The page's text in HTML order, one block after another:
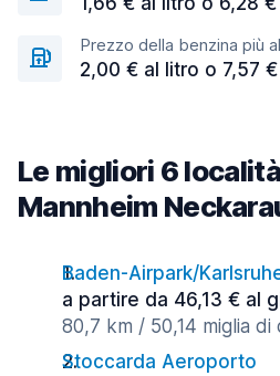
Prezzo della benzina più
2,00 € al litro o 7,57
Le migliori 6
Mannheim
Baden-Airpark/
a partire da 46,13 € al
80,7 km / 50,14 miglia di
Stoccarda Aeroporto